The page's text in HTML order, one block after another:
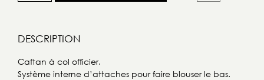
DESCRIPTION
Caftan à col officier.
Système interne d’attaches pour faire blouser le bas.